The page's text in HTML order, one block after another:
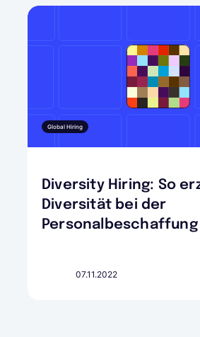
Global Hiring
Diversity Hiring: So
Diversität bei der
Personalbeschaffung
07.11.2022